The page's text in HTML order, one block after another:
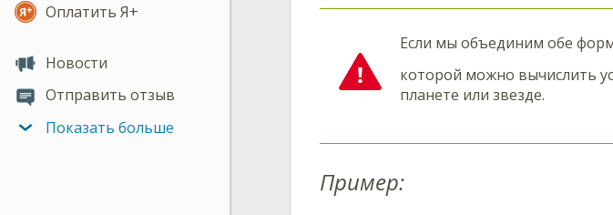
Оплатить Я+
Новости
Отправить отзыв
Показать больше
Если мы объединим обе
которой можно вычислить
планете или звезде.
Пример: